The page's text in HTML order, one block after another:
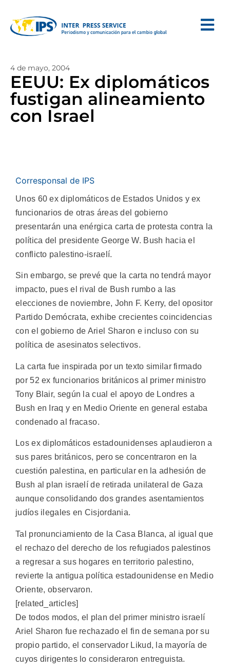
4 de mayo, 2004
EEUU: Ex diplomáticos
fustigan alineamiento
con Israel
Corresponsal de IPS
Unos 60 ex diplomáticos de Estados Unidos y ex
funcionarios de otras áreas del gobierno
presentarán una enérgica carta de protesta contra la
política del presidente George W. Bush hacia el
conflicto palestino-israelí.
Sin embargo, se prevé que la carta no tendrá mayor
impacto, pues el rival de Bush rumbo a las
elecciones de noviembre, John F. Kerry, del opositor
Partido Demócrata, exhibe crecientes coincidencias
con el gobierno de Ariel Sharon e incluso con su
política de asesinatos selectivos.
La carta fue inspirada por un texto similar firmado
por 52 ex funcionarios británicos al primer ministro
Tony Blair, según la cual el apoyo de Londres a
Bush en Iraq y en Medio Oriente en general estaba
condenado al fracaso.
Los ex diplomáticos estadounidenses aplaudieron a
sus pares británicos, pero se concentraron en la
cuestión palestina, en particular en la adhesión de
Bush al plan israelí de retirada unilateral de Gaza
aunque consolidando dos grandes asentamientos
judíos ilegales en Cisjordania.
Tal pronunciamiento de la Casa Blanca, al igual que
el rechazo del derecho de los refugiados palestinos
a regresar a sus hogares en territorio palestino,
revierte la antigua política estadounidense en Medio
Oriente, observaron.
[related_articles]
De todos modos, el plan del primer ministro israelí
Ariel Sharon fue rechazado el fin de semana por su
propio partido, el conservador Likud, la mayoría de
cuyos dirigentes lo consideraron entreguista.